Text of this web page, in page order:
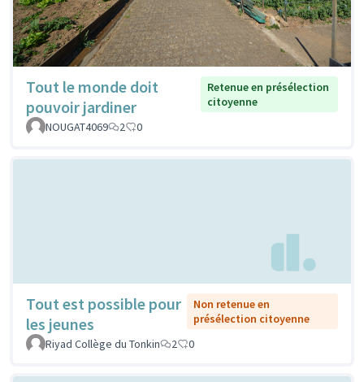
Tout le monde doit
pouvoir jardiner
Retenue en présélection
citoyenne
NOUGAT4069
2 0
Tout est possible pour
les jeunes
Non retenue en
présélection citoyenne
Riyad Collège du Tonkin
2 0